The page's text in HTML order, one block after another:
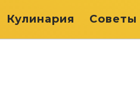
Кулинария Советы